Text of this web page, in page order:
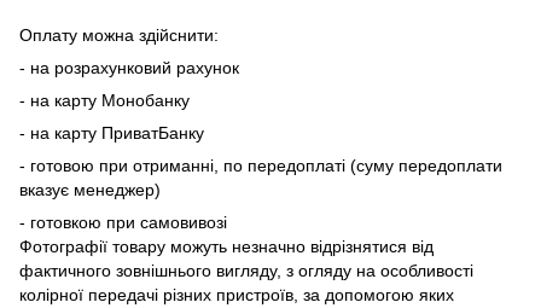
Оплату можна здійснити:
- на розрахунковий рахунок
- на карту Монобанку
- на карту ПриватБанку
- готовою при отриманні, по передоплаті (суму передоплати
вказує менеджер)
- готовкою при самовивозі
Фотографії товару можуть незначно відрізнятися від
фактичного зовнішнього вигляду, з огляду на особливості
колірної передачі різних пристроїв, за допомогою яких